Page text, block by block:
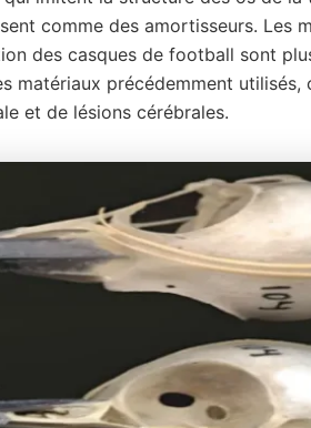
comme des amortisseurs. Les
des casques de football sont
matériaux précédemment utilisés,
et de lésions cérébrales.